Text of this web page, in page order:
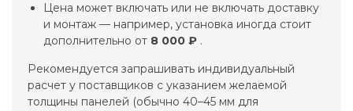
Цена может включать или не включать доставку
и монтаж — например, установка иногда стоит
дополнительно от 8 000 ₽ .
Рекомендуется запрашивать индивидуальный
расчет у поставщиков с указанием желаемой
толщины панелей (обычно 40–45 мм для